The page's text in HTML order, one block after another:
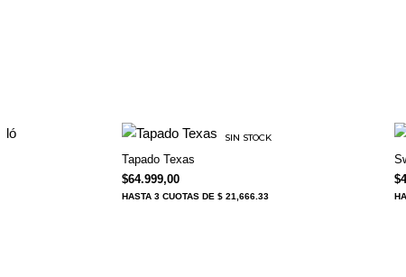
SIN STOCK
Tapado Texas
$64.999,00
HASTA3 CUOTAS DE $ 21,666.33
$